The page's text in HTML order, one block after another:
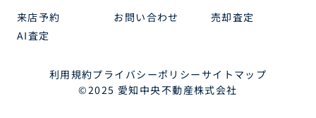
来店予約 お問い合わせ
売却査定
AI査定
利用規約プライバシーポリシーサイトマップ
©2025 愛知中央不動産株式会社